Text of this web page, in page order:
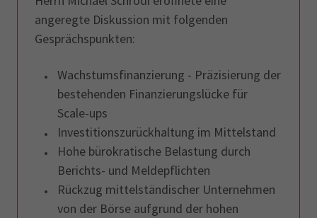
angeregte Diskussion mit folgenden
Gesprächspunkten:
Wachstumsfinanzierung - Präzisierung der
bestehenden Finanzierungslücke für
Scale-ups
Investitionszurückhaltung im Mittelstand
Hohe bürokratische Belastung durch
Berichts- und Meldepflichten
Rückzug mittelständischer Unternehmen
von der Börse aufgrund der hohen